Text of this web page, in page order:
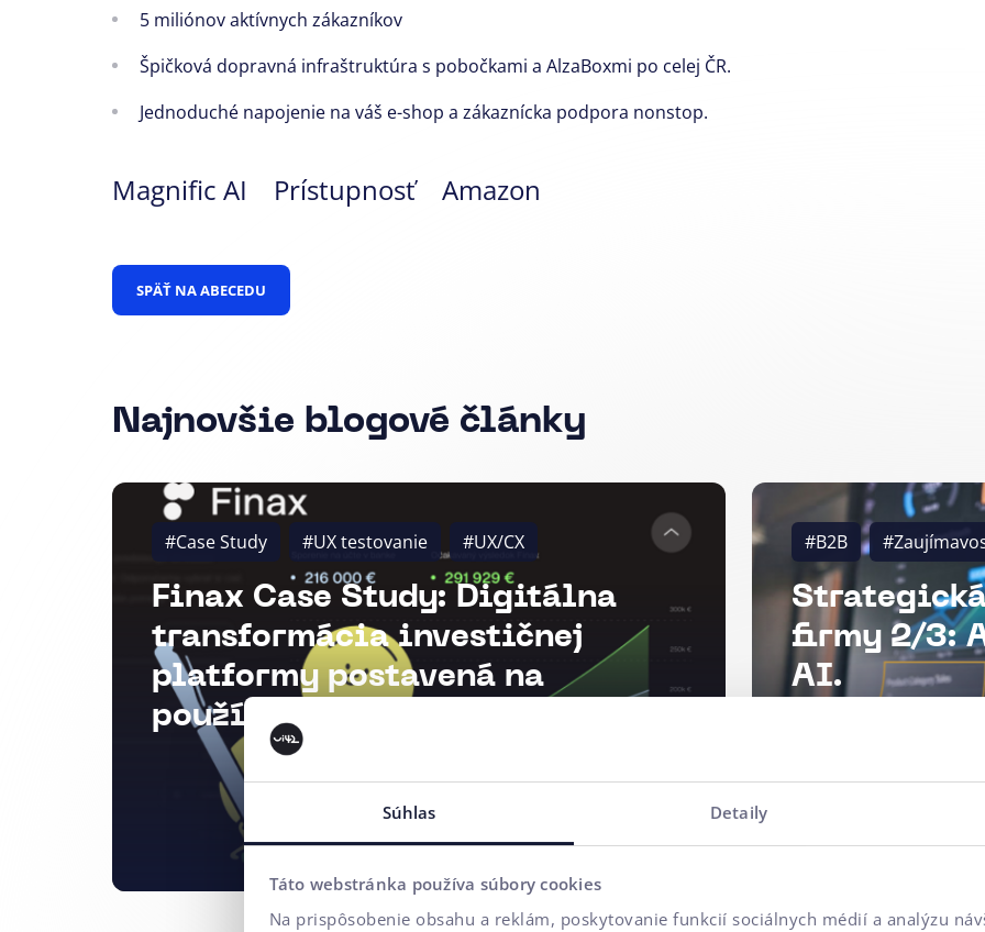
Súhlas Detaily
Táto webstránka používa súbory cookies
Na prispôsobenie obsahu a reklám, poskytovanie funkcií sociálnych médií a analýzu
5 miliónov aktívnych zákazníkov
Špičková dopravná infraštruktúra s pobočkami a AlzaBoxmi po celej ČR.
Jednoduché napojenie na váš e-shop a zákaznícka podpora nonstop.
Magnific AI Prístupnosť Amazon
SPÄŤ NA ABECEDU
Najnovšie blogové články
#Case Study #UX testovanie #UX/CX
Finax Case Study: Digitálna
transformácia investičnej
platformy postavená na
používateľskom výskume
#B2B
firmy 2/3:
AI.